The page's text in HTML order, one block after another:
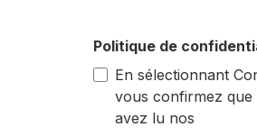
Politique de
En sélectionnant
vous confirmez que
avez lu nos